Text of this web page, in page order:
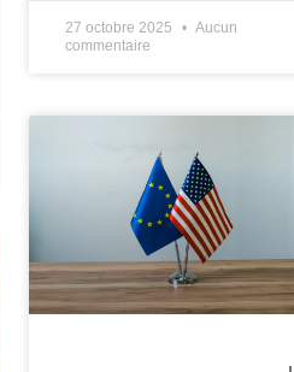
27 octobre 2025
Aucun
commentaire